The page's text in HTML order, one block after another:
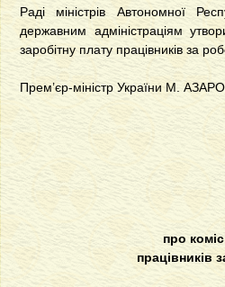
Раді міністрів Автономної
державним адміністраціям
заробітну плату працівників за
Прем’єр-міністр України М.
про
працівників